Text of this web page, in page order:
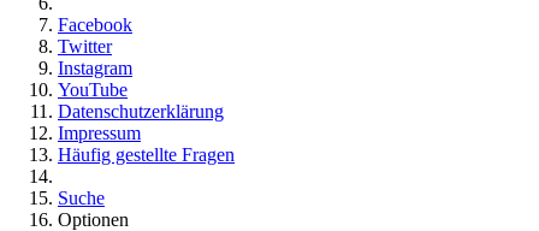
Facebook
Twitter
Instagram
YouTube
Datenschutzerklärung
Impressum
Häufig gestellte Fragen
Suche
Optionen